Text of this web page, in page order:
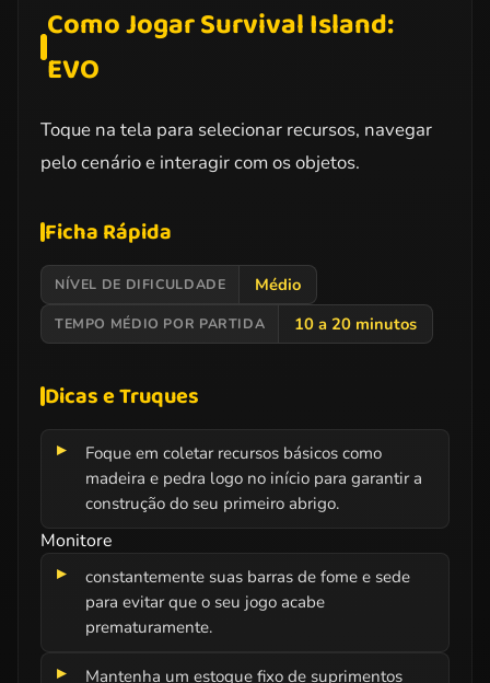
Como Jogar Survival Island:
EVO
Toque na tela para selecionar recursos, navegar
pelo cenário e interagir com os objetos.
Ficha Rápida
NÍVEL DE DIFICULDADE Médio
TEMPO MÉDIO POR PARTIDA 10 a 20 minutos
Dicas e Truques
Foque em coletar recursos básicos como
madeira e pedra logo no início para garantir a
construção do seu primeiro abrigo.
Monitore
constantemente suas barras de fome e sede
para evitar que o seu jogo acabe
prematuramente.
Mantenha um estoque fixo de suprimentos